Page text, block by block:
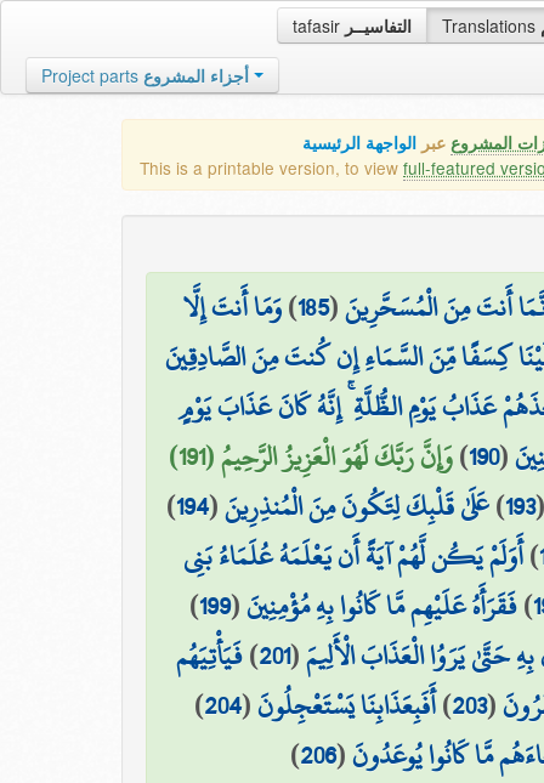
tafasir التفاسيــر Translations
Project parts أجزاء المشروع
المشروع عبر الواجهة الرئيسية
This is a printable version, to view full-featured
أَنتَ مِنَ الْمُسَحَّرِينَ(
185
)وَمَا أَنتَ إِلَّا
كِسَفًا مِّنَ السَّمَاءِ إِن كُنتَ مِنَ الصَّادِقِينَ
عَذَابُ يَوْمِ الظُّلَّةِ ۚ إِنَّهُ كَانَ عَذَابَ يَوْمٍ
(
190
)وَإِنَّ رَبَّكَ لَهُوَ الْعَزِيزُ الرَّحِيمُ (191)
193
)عَلَىٰ قَلْبِكَ لِتَكُونَ مِنَ الْمُنذِرِينَ(
194
)
)أَوَلَمْ يَكُن لَّهُمْ آيَةً أَن يَعْلَمَهُ عُلَمَاءُ بَنِي
)فَقَرَأَهُ عَلَيْهِم مَّا كَانُوا بِهِ مُؤْمِنِينَ(
199
)
حَتَّىٰ يَرَوُا الْعَذَابَ الْأَلِيمَ(
201
)فَيَأْتِيَهُم
(
203
)أَفَبِعَذَابِنَا يَسْتَعْجِلُونَ(
204
)
مَّا كَانُوا يُوعَدُونَ(
206
)